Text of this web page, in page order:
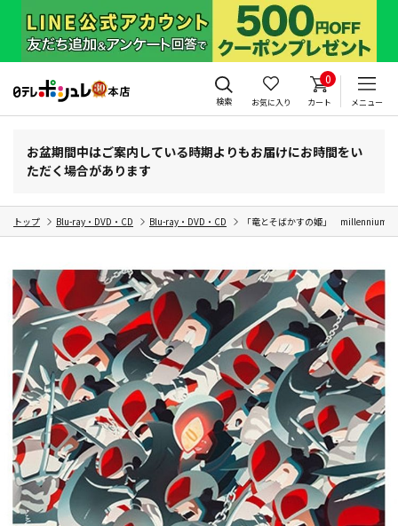
検索 お気に入り
0
カート メニュー
お盆期間中はご案内している時期よりもお届けにお時間をい
ただく場合があります
トップ Blu-ray・DVD・CD Blu-ray・DVD・CD 「竜とそばかすの姫」 millennium